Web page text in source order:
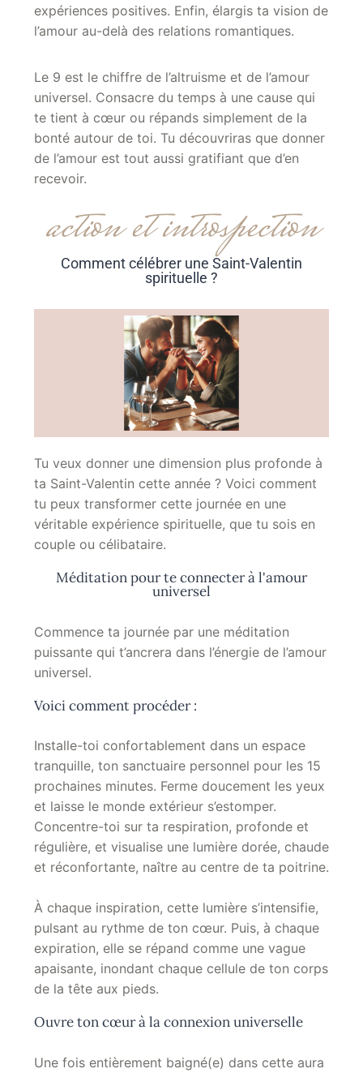
expériences positives. Enfin, élargis ta vision de
l’amour au-delà des relations romantiques.
Le 9 est le chiffre de l’altruisme et de l’amour
universel. Consacre du temps à une cause qui
te tient à cœur ou répands simplement de la
bonté autour de toi. Tu découvriras que donner
de l’amour est tout aussi gratifiant que d’en
recevoir.
action et introspection
Comment célébrer une Saint-Valentin
spirituelle ?
Tu veux donner une dimension plus profonde à
ta Saint-Valentin cette année ? Voici comment
tu peux transformer cette journée en une
véritable expérience spirituelle, que tu sois en
couple ou célibataire.
Méditation pour te connecter à l'amour
universel
Commence ta journée par une méditation
puissante qui t’ancrera dans l’énergie de l’amour
universel.
Voici comment procéder :
Installe-toi confortablement dans un espace
tranquille, ton sanctuaire personnel pour les 15
prochaines minutes. Ferme doucement les yeux
et laisse le monde extérieur s’estomper.
Concentre-toi sur ta respiration, profonde et
régulière, et visualise une lumière dorée, chaude
et réconfortante, naître au centre de ta poitrine.
À chaque inspiration, cette lumière s’intensifie,
pulsant au rythme de ton cœur. Puis, à chaque
expiration, elle se répand comme une vague
apaisante, inondant chaque cellule de ton corps
de la tête aux pieds.
Ouvre ton cœur à la connexion universelle
Une fois entièrement baigné(e) dans cette aura